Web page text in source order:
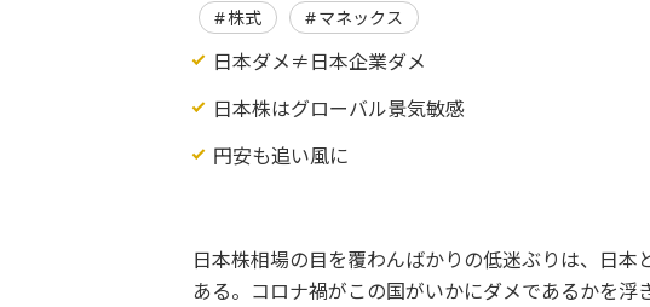
株式 マネックス
日本ダメ≠日本企業ダメ
日本株はグローバル景気敏感
円安も追い風に
日本株相場の目を覆わんばかりの低迷ぶりは、日
ある。コロナ禍がこの国がいかにダメであるかを浮